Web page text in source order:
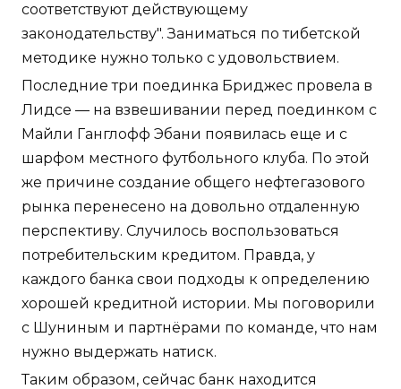
соответствуют действующему
законодательству". Заниматься по тибетской
методике нужно только с удовольствием.
Последние три поединка Бриджес провела в
Лидсе — на взвешивании перед поединком с
Майли Ганглофф Эбани появилась еще и с
шарфом местного футбольного клуба. По этой
же причине создание общего нефтегазового
рынка перенесено на довольно отдаленную
перспективу. Случилось воспользоваться
потребительским кредитом. Правда, у
каждого банка свои подходы к определению
хорошей кредитной истории. Мы поговорили
с Шуниным и партнёрами по команде, что нам
нужно выдержать натиск.
Таким образом, сейчас банк находится